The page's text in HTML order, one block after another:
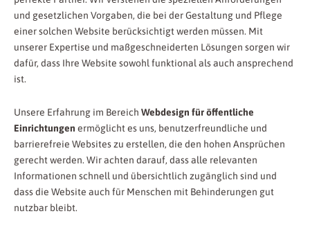
und gesetzlichen Vorgaben, die bei der Gestaltung und Pflege
einer solchen Website berücksichtigt werden müssen. Mit
unserer Expertise und maßgeschneiderten Lösungen sorgen wir
dafür, dass Ihre Website sowohl funktional als auch ansprechend
ist.
Unsere Erfahrung im Bereich Webdesign für öffentliche
Einrichtungen ermöglicht es uns, benutzerfreundliche und
barrierefreie Websites zu erstellen, die den hohen Ansprüchen
gerecht werden. Wir achten darauf, dass alle relevanten
Informationen schnell und übersichtlich zugänglich sind und
dass die Website auch für Menschen mit Behinderungen gut
nutzbar bleibt.